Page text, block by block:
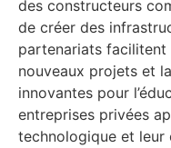
des constructeurs
de créer des
partenariats facilitent
nouveaux projets et
innovantes pour
entreprises privées
technologique et leur